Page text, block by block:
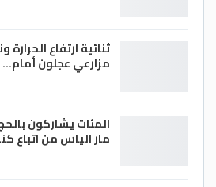
ثنائية ارتفاع
مزارعي عجلون أمام…
المئات يشاركون
مار الياس من اتباع